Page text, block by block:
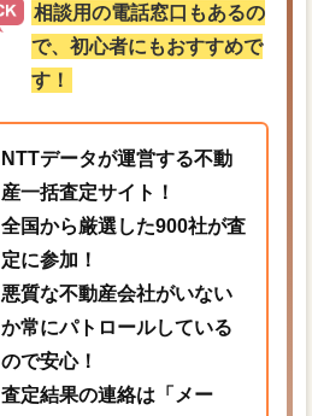
相談用の電話窓口もあるの
で、初心者にもおすすめで
す！
NTTデータが運営する不動
産一括査定サイト！
全国から厳選した900社が査
定に参加！
悪質な不動産会社がいない
か常にパトロールしている
ので安心！
査定結果の連絡は「メー